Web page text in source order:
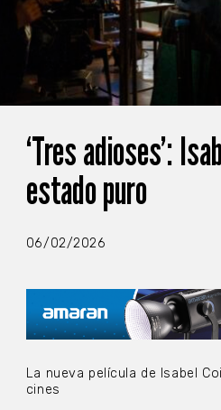
‘Tres adioses’:
estado puro
06/02/2026
La nueva película de Isabel
cines